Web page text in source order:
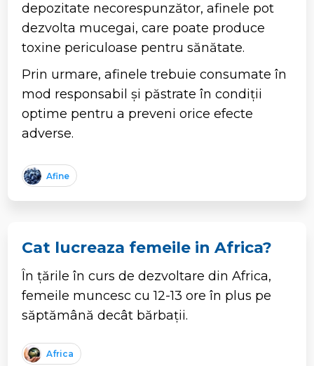
depozitate necorespunzător, afinele pot
dezvolta mucegai, care poate produce
toxine periculoase pentru sănătate.
Prin urmare, afinele trebuie consumate în
mod responsabil și păstrate în condiții
optime pentru a preveni orice efecte
adverse.
Afine
Cat lucreaza femeile in Africa?
În țările în curs de dezvoltare din Africa,
femeile muncesc cu 12-13 ore în plus pe
săptămână decât bărbații.
Africa